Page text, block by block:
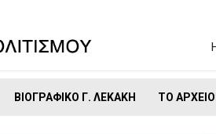
ΒΙΟΓΡΑΦΙΚΌ Γ. ΛΕΚΆΚΗ ΤΟ